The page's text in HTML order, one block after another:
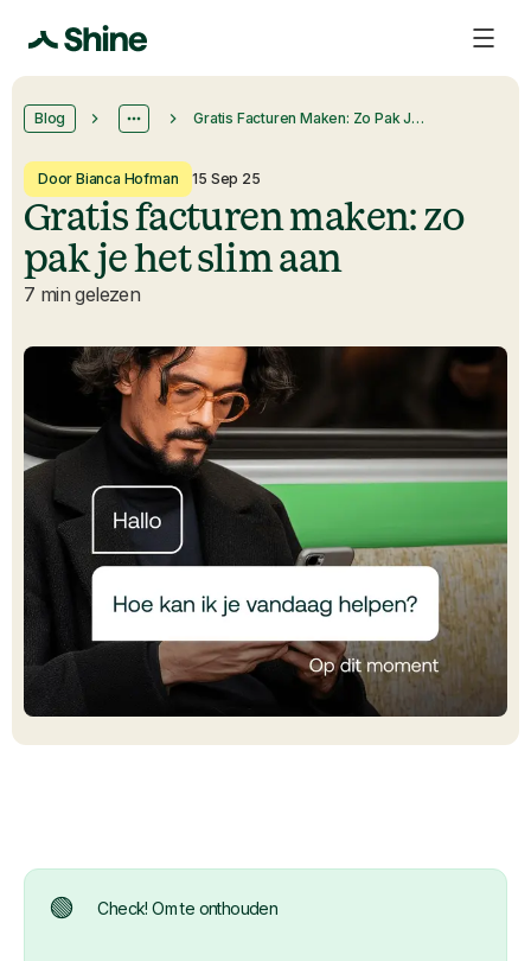
Blog Gratis Facturen Maken: Zo Pak Je Het Slim Aan
Door Bianca Hofman 15 Sep 25
Gratis facturen maken: zo
pak je het slim aan
7 min gelezen
🟢 Check! Om te onthouden